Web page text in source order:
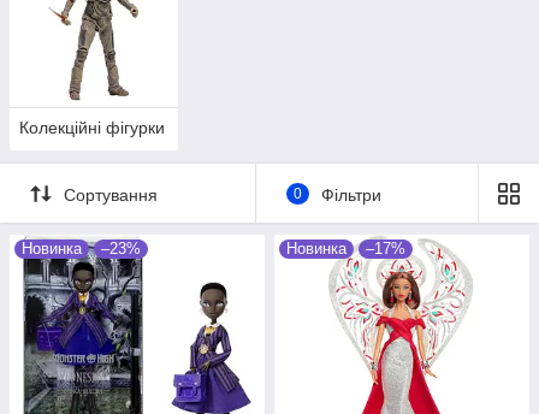
Оригінальна та безпечна продукція.
Гарантія на всі товари. Щоденна
Ознайомитися з асортиментом
Колекційні фігурки
Сортування 0 Фільтри
Новинка –23% Новинка –17%